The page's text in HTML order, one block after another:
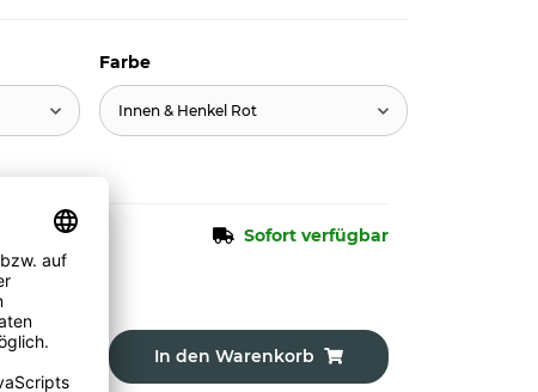
Farbe
Innen & Henkel Rot
Sofort verfügbar
In den Warenkorb